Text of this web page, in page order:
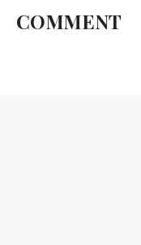
COMMENT